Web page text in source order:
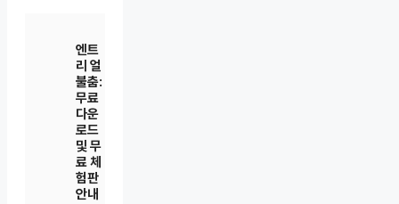
엔트
리 얼
불춤:
무료
다운
로드
및 무
료 체
험판
안내